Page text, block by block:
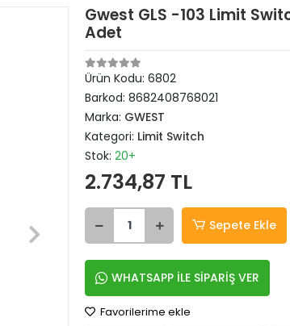
Gwest GLS -103 Limit
Adet
Ürün Kodu: 6802
Barkod: 8682408768021
Marka: GWEST
Kategori: Limit Switch
Stok: 20+
2.734,87 TL
Sepete Ekle
WHATSAPP İLE SİPARİŞ VER
Favorilerime ekle